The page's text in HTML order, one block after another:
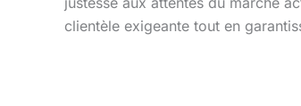
clientèle exigeante tout en